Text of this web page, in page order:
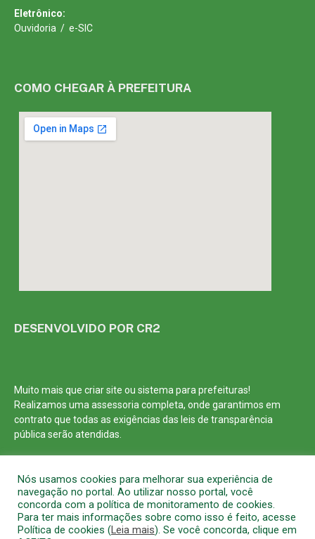
Eletrônico:
Ouvidoria / e-SIC
COMO CHEGAR À PREFEITURA
DESENVOLVIDO POR CR2
Muito mais que criar site ou sistema para prefeituras!
Realizamos umaassessoriacompleta, onde garantimos em
contrato que todas as exigências das leis de transparência
públicaserão atendidas.
Todos os direitos reservados a Prefeitura Municipal de Barcarena
Nós usamos cookies para melhorar sua experiência de
navegação no portal. Ao utilizar nosso portal, você
concorda com a política de monitoramento de cookies.
Para ter mais informações sobre como isso é feito, acesse
Política de cookies (Leia mais). Se você concorda, clique em